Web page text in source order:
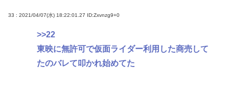
33 : 2021/04/07(水) 18:22:01.27 ID:Zxvnzg9+0
>>22
東映に無許可で仮面ライダー利用した商売して
たのバレて叩かれ始めてた